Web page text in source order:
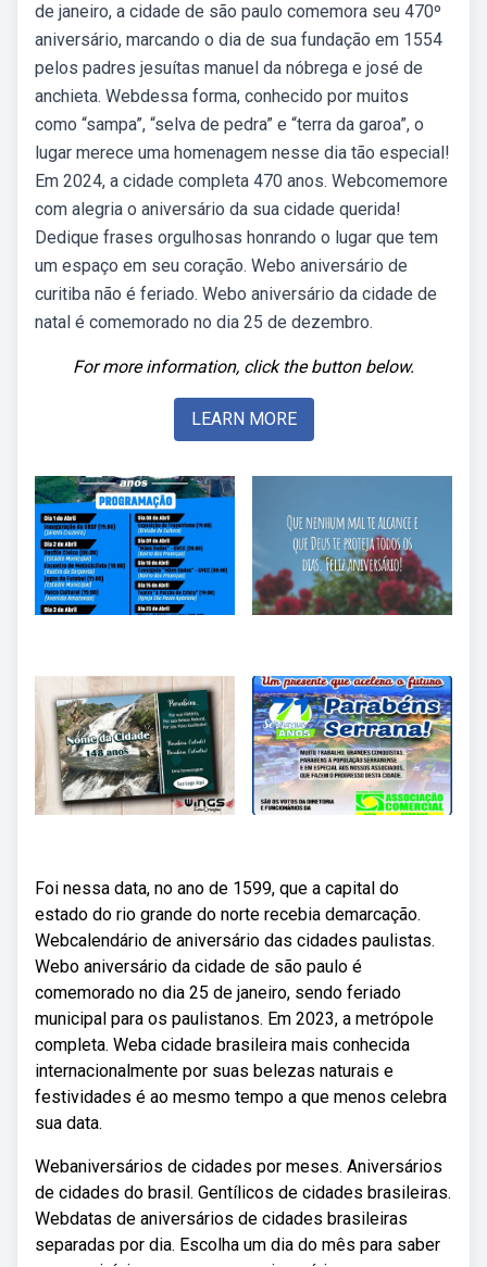
de janeiro, a cidade de são paulo comemora seu 470º
aniversário, marcando o dia de sua fundação em 1554
pelos padres jesuítas manuel da nóbrega e josé de
anchieta. Webdessa forma, conhecido por muitos
como “sampa”, “selva de pedra” e “terra da garoa”, o
lugar merece uma homenagem nesse dia tão especial!
Em 2024, a cidade completa 470 anos. Webcomemore
com alegria o aniversário da sua cidade querida!
Dedique frases orgulhosas honrando o lugar que tem
um espaço em seu coração. Webo aniversário de
curitiba não é feriado. Webo aniversário da cidade de
natal é comemorado no dia 25 de dezembro.
For more information, click the button below.
LEARN MORE
Foi nessa data, no ano de 1599, que a capital do
estado do rio grande do norte recebia demarcação.
Webcalendário de aniversário das cidades paulistas.
Webo aniversário da cidade de são paulo é
comemorado no dia 25 de janeiro, sendo feriado
municipal para os paulistanos. Em 2023, a metrópole
completa. Weba cidade brasileira mais conhecida
internacionalmente por suas belezas naturais e
festividades é ao mesmo tempo a que menos celebra
sua data.
Webaniversários de cidades por meses. Aniversários
de cidades do brasil. Gentílicos de cidades brasileiras.
Webdatas de aniversários de cidades brasileiras
separadas por dia. Escolha um dia do mês para saber